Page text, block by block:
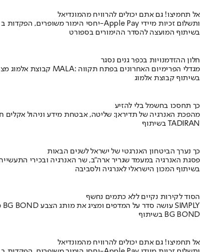
אל תחמיצו! גם אתם יכולים להרוויח מהמונדיאל
יחסי הימור משופרים, הפקדות ב-Apple Pay ותשלום זכיות מיידי
בשיתוף המועצה להסדר ההימורים בספורט
חלון ההזדמנויות בכפר גנים נסגר
קבוצת אלמוג מציגה את פרויקט MALA: מגדלי הפרימיום האחרונים בפתח תקווה
בשיתוף קבוצת אלמוג
כך תחסכו בחשמל בלי להזיע
מהפכת האנרגיה של תדיראן: שליטה, אבטחת מידע וניהול אקלים
בשיתוף TADIRAN
כך נערך הביטחון האנרגטי של ישראל לשנים הבאות
פסגת האנרגיה במעמד שגריר ארה"ב, שר האנרגיה ובכירי
בשיתוף המכון הישראלי לאנרגיה ולסביבה
הסוד לקירות נקיים ללא כתמים נחשף
מומחה BG BOND עושה סדר על המדפים ומציג את מותג הצבע SIMPLY
בשיתוף BG BOND
אל תחמיצו! גם אתם יכולים להרוויח מהמונדיאל